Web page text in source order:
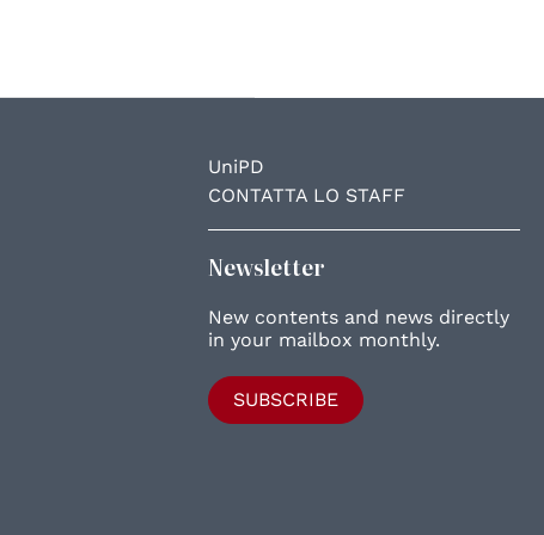
UniPD
CONTATTA LO STAFF
Newsletter
New contents and news directly
in your mailbox monthly.
SUBSCRIBE